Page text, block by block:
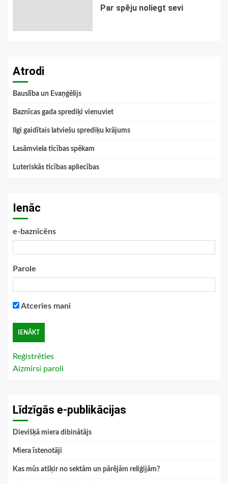
Par spēju noliegt sevi
Atrodi
Bauslība un Evaņģēlijs
Baznīcas gada sprediķi vienuviet
Ilgi gaidītais latviešu sprediķu krājums
Lasāmviela ticības spēkam
Luteriskās ticības apliecības
Ienāc
e-baznīcēns
Parole
Atceries mani
Reģistrēties
Aizmirsi paroli
Līdzīgās e-publikācijas
Dievišķā miera dibinātājs
Miera īstenotāji
Kas mūs atšķir no sektām un pārējām reliģijām?